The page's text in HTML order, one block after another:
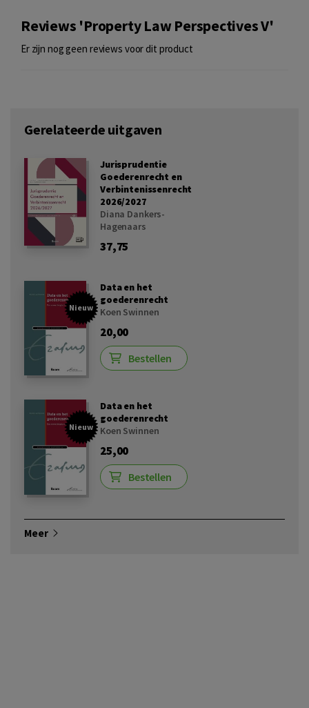
Reviews 'Property Law Perspectives V'
Er zijn nog geen reviews voor dit product
Gerelateerde uitgaven
Jurisprudentie
Goederenrecht en
Verbintenissenrecht
2026/2027
Diana Dankers-
Hagenaars
37,75
Nieuw
Data en het
goederenrecht
Koen Swinnen
20,00
Bestellen
Nieuw
Data en het
goederenrecht
Koen Swinnen
25,00
Bestellen
Meer